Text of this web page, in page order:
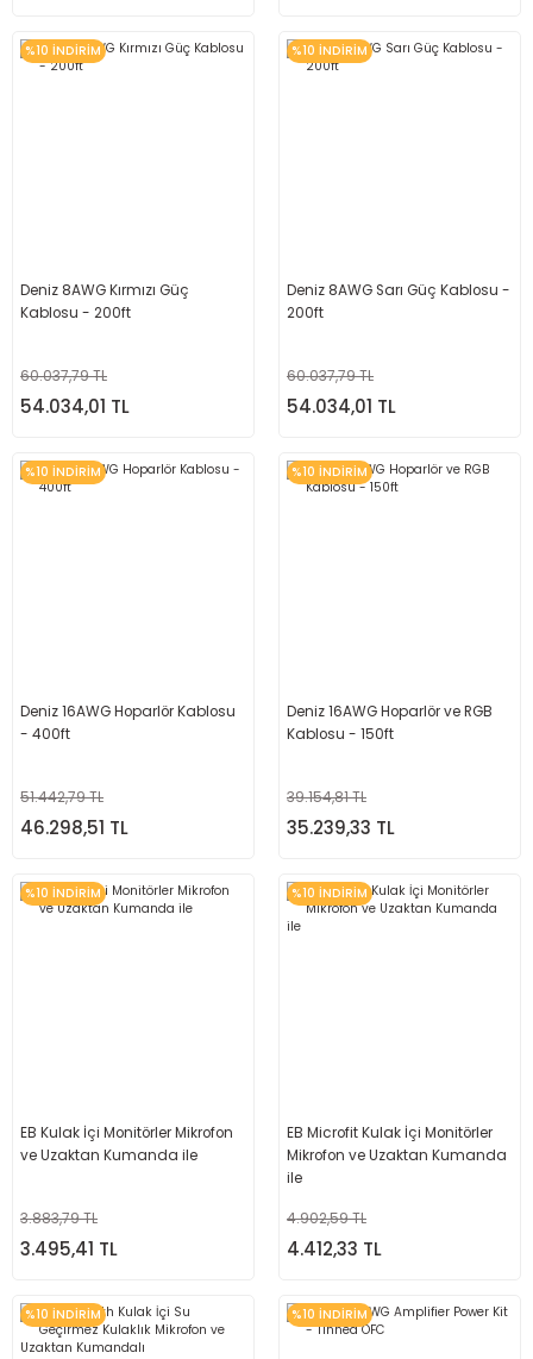
%10 İNDİRİM
Deniz 8AWG Kırmızı Güç
Kablosu - 200ft
60.037,79 TL
54.034,01 TL
%10 İNDİRİM
Deniz 8AWG Sarı Güç Kablosu -
200ft
60.037,79 TL
54.034,01 TL
%10 İNDİRİM
Deniz 16AWG Hoparlör Kablosu
- 400ft
51.442,79 TL
46.298,51 TL
%10 İNDİRİM
Deniz 16AWG Hoparlör ve RGB
Kablosu - 150ft
39.154,81 TL
35.239,33 TL
%10 İNDİRİM
EB Kulak İçi Monitörler Mikrofon
ve Uzaktan Kumanda ile
3.883,79 TL
3.495,41 TL
%10 İNDİRİM
EB Microfit Kulak İçi Monitörler
Mikrofon ve Uzaktan Kumanda
ile
4.902,59 TL
4.412,33 TL
%10 İNDİRİM %10 İNDİRİM